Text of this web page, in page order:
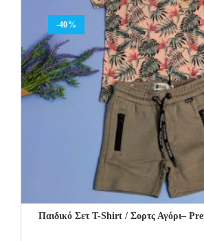
-40%
Παιδικό Σετ T-Shirt / Σορτς Αγόρι–